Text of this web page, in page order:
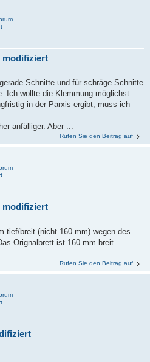
modifiziert
Schnitte und für schräge Schnitte
Ich wollte die Klemmung möglichst
in der Parxis ergibt, muss ich
anfälliger. Aber ...
Rufen Sie den Beitrag auf
modifiziert
tief/breit (nicht 160 mm) wegen des
Orignalbrett ist 160 mm breit.
Rufen Sie den Beitrag auf